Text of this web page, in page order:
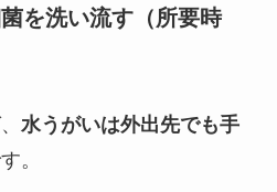
を洗い流す（所要時
水うがいは外出先でも手
。